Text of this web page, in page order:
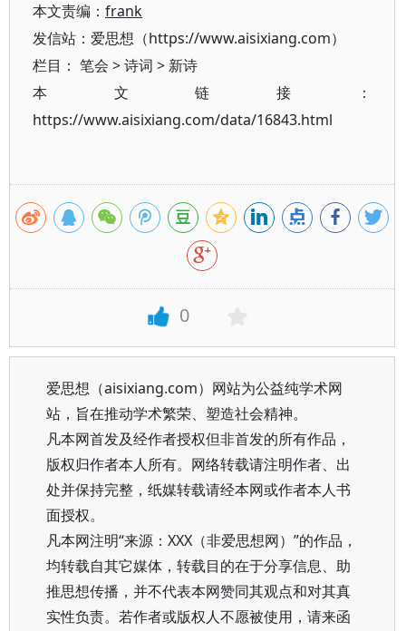
本文责编： frank
发信站：爱思想（https://www.aisixiang.com）
栏目： 笔会 >诗词 > 新诗
本文链接：
https://www.aisixiang.com/data/16843.html
0
爱思想（aisixiang.com）网站为公益纯学术网
站，旨在推动学术繁荣、塑造社会精神。
凡本网首发及经作者授权但非首发的所有作品，
版权归作者本人所有。网络转载请注明作者、出
处并保持完整，纸媒转载请经本网或作者本人书
面授权。
凡本网注明“来源：XXX（非爱思想网）”的作品，
均转载自其它媒体，转载目的在于分享信息、助
推思想传播，并不代表本网赞同其观点和对其真
实性负责。若作者或版权人不愿被使用，请来函